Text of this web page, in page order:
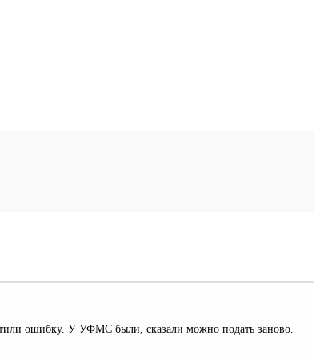
ошибку. У УФМС были, сказали можно подать заново.